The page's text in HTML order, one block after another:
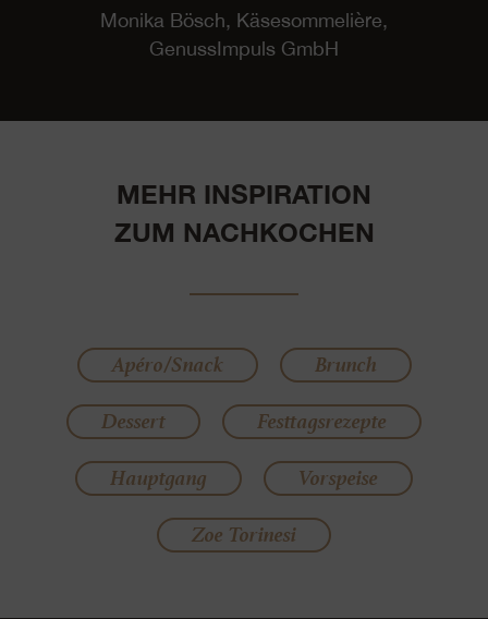
Monika Bösch, Käsesommelière,
GenussImpuls GmbH
MEHR INSPIRATION
ZUM NACHKOCHEN
Apéro/Snack
Brunch
Dessert
Festtagsrezepte
Hauptgang
Vorspeise
Zoe Torinesi